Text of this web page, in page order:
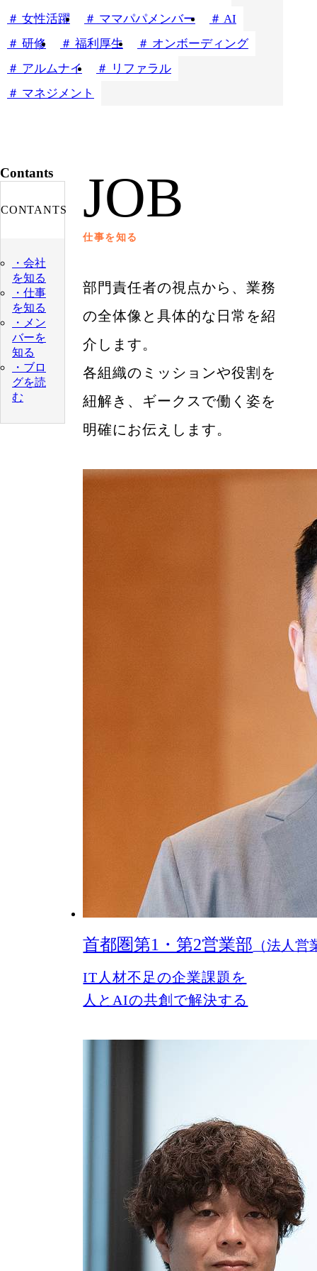
女性活躍
ママパパメンバー
AI
研修
福利厚生
オンボーディング
アルムナイ
リファラル
マネジメント
Contants
CONTANTS
・会社
を知る
・仕事
を知る
・メン
バーを
知る
・ブロ
グを読
む
仕事を知る
JOB
部門責任者の視点から、業務
の全体像と具体的な日常を紹
介します。
各組織のミッションや役割を
紐解き、ギークスで働く姿を
明確にお伝えします。
首都圏第1・第2営業部 （法人営
IT人材不足の企業課題を
人とAIの共創で解決する